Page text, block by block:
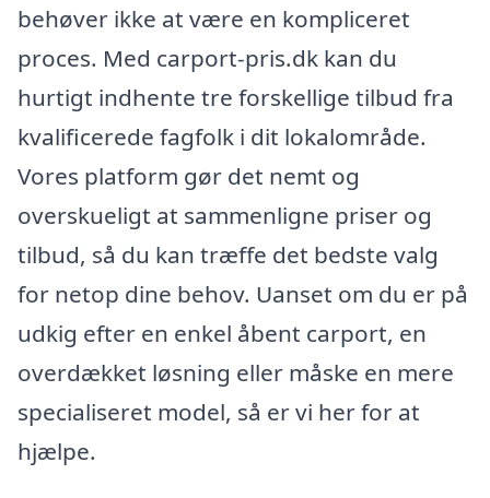
behøver ikke at være en kompliceret
proces. Med carport-pris.dk kan du
hurtigt indhente tre forskellige tilbud fra
kvalificerede fagfolk i dit lokalområde.
Vores platform gør det nemt og
overskueligt at sammenligne priser og
tilbud, så du kan træffe det bedste valg
for netop dine behov. Uanset om du er på
udkig efter en enkel åbent carport, en
overdækket løsning eller måske en mere
specialiseret model, så er vi her for at
hjælpe.